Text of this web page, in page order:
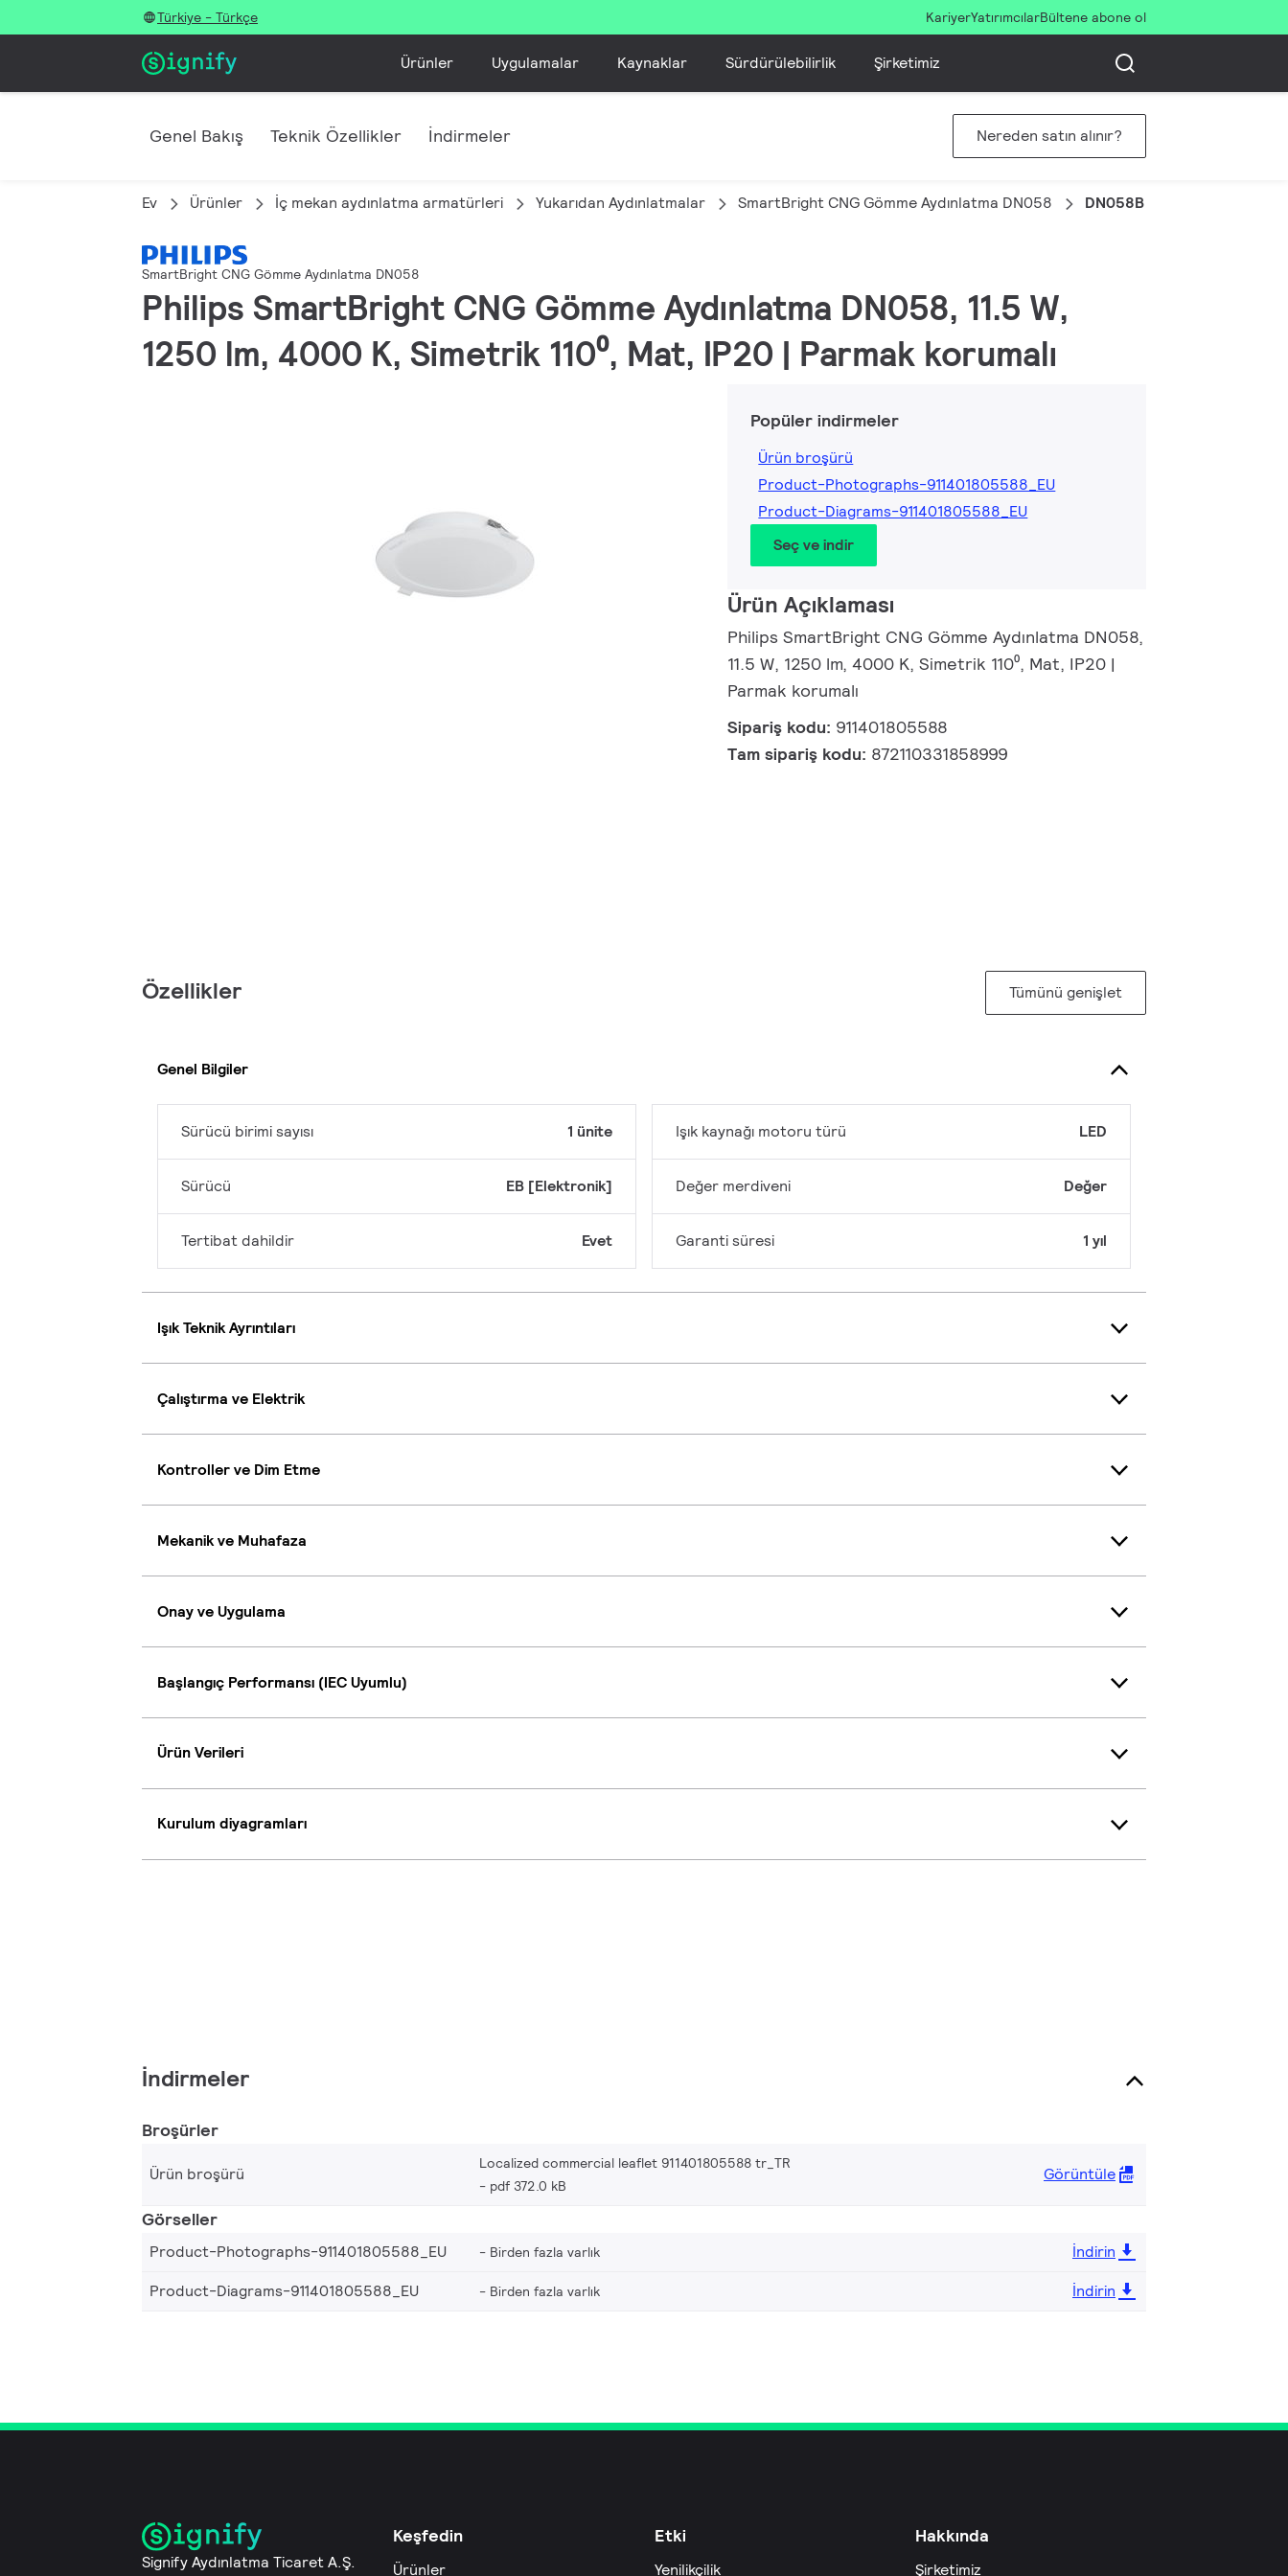
Türkiye - Türkçe KariyerYatırımcılarBültene abone ol
Ürünler Uygulamalar Kaynaklar Sürdürülebilirlik Şirketimiz
Genel Bakış Teknik Özellikler İndirmeler Nereden satın alınır?
Ev Ürünler İç mekan aydınlatma armatürleri Yukarıdan Aydınlatmalar SmartBright CNG Gömme Aydınlatma DN058 DN058B LED13/840 220-
SmartBright CNG Gömme Aydınlatma DN058
Philips SmartBright CNG Gömme Aydınlatma DN058, 11.5 W,
1250 lm, 4000 K, Simetrik 110⁰, Mat, IP20 | Parmak korumalı
Popüler indirmeler
Ürün broşürü
Product-Photographs-911401805588_EU
Product-Diagrams-911401805588_EU
Seç ve indir
Ürün Açıklaması
Philips SmartBright CNG Gömme Aydınlatma DN058,
11.5 W, 1250 lm, 4000 K, Simetrik 110⁰, Mat, IP20 |
Parmak korumalı
Sipariş kodu: 911401805588
Tam sipariş kodu: 872110331858999
Özellikler Tümünü genişlet
Genel Bilgiler
Sürücü birimi sayısı 1 ünite
Sürücü EB [Elektronik]
Tertibat dahildir Evet
Işık kaynağı motoru türü LED
Değer merdiveni Değer
Garanti süresi 1 yıl
Işık Teknik Ayrıntıları
Çalıştırma ve Elektrik
Kontroller ve Dim Etme
Mekanik ve Muhafaza
Onay ve Uygulama
Başlangıç Performansı (IEC Uyumlu)
Ürün Verileri
Kurulum diyagramları
İndirmeler
Broşürler
Ürün broşürü
Localized commercial leaflet 911401805588 tr_TR
pdf 372.0 kB
Görüntüle
Görseller
Product-Photographs-911401805588_EU Birden fazla varlık
İndirin
Product-Diagrams-911401805588_EU
Birden fazla varlık İndirin
Signify Aydınlatma Ticaret A.Ş.
Keşfedin
Ürünler
Etki
Yenilikçilik
Hakkında
Şirketimiz